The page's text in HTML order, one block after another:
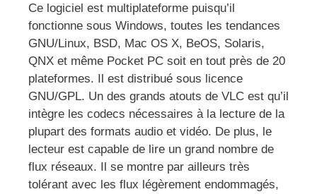
Ce logiciel est multiplateforme puisqu’il
fonctionne sous Windows, toutes les tendances
GNU/Linux, BSD, Mac OS X, BeOS, Solaris,
QNX et même Pocket PC soit en tout près de 20
plateformes. Il est distribué sous licence
GNU/GPL. Un des grands atouts de VLC est qu’il
intègre les codecs nécessaires à la lecture de la
plupart des formats audio et vidéo. De plus, le
lecteur est capable de lire un grand nombre de
flux réseaux. Il se montre par ailleurs très
tolérant avec les flux légèrement endommagés,